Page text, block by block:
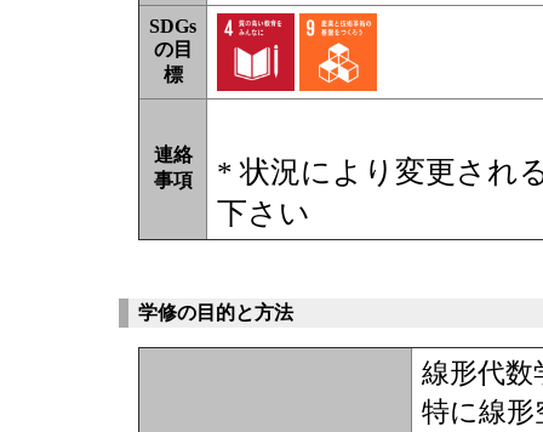
SDGs
の目
標
連絡
事項
* 状況により変更され
下さい
学修の目的と方法
線形代数
特に線形